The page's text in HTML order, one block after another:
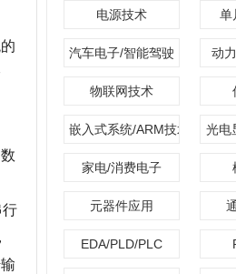
电源技术 单
汽车电子/智能驾驶 动
物联网技术
嵌入式系统/ARM技术 光电
家电/消费电子
元器件应用
EDA/PLD/PLC